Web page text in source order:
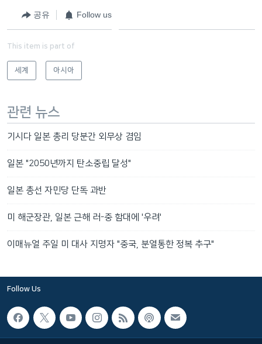
공유 Follow us
This item is part of
세계 아시아
관련 뉴스
기시다 일본 총리 당분간 외무상 겸임
일본 "2050년까지 탄소중립 달성"
일본 총선 자민당 단독 과반
미 해군장관, 일본 근해 러-중 함대에 '우려'
이매뉴얼 주일 미 대사 지명자 "중국, 분열통한 정복 추구"
Follow Us